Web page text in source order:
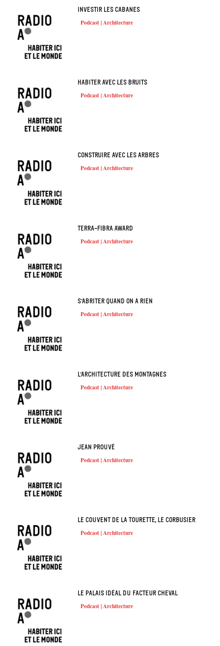
Investir les cabanes
Podcast | Architecture
Habiter avec les bruits
Podcast | Architecture
Construire avec les arbres
Podcast | Architecture
Terra-fibra Award
Podcast | Architecture
S’abriter quand on a rien
Podcast | Architecture
L’architecture des montagnes
Podcast | Architecture
Jean Prouvé
Podcast | Architecture
Le couvent de la Tourette, Le Corbusier
Podcast | Architecture
Le Palais Idéal du Facteur Cheval
Podcast | Architecture